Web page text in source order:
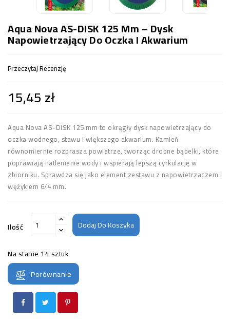
Aqua Nova AS-DISK 125 Mm – Dysk
Napowietrzający Do Oczka I Akwarium
Przeczytaj Recenzję
15,45 zł
Aqua Nova AS-DISK 125 mm to okrągły dysk napowietrzający do
oczka wodnego, stawu i większego akwarium. Kamień
równomiernie rozprasza powietrze, tworząc drobne bąbelki, które
poprawiają natlenienie wody i wspierają lepszą cyrkulację w
zbiorniku. Sprawdza się jako element zestawu z napowietrzaczem i
wężykiem 6/4 mm.
Ilość Dodaj Do Koszyka
Na stanie 14 sztuk
Porównanie